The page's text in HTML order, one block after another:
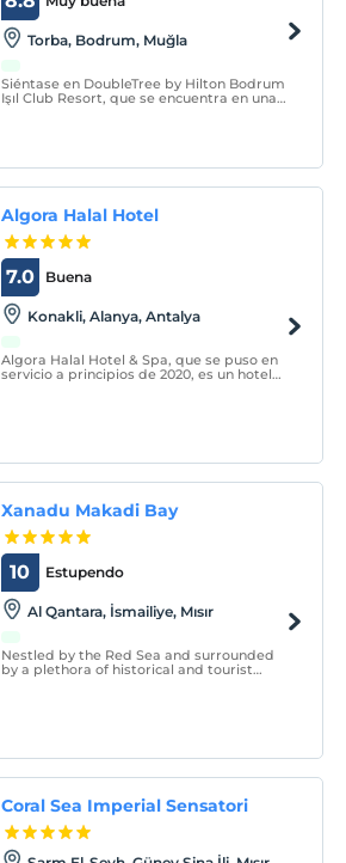
Torba, Bodrum, Muğla
Siéntase en DoubleTree by Hilton Bodrum
Işıl Club Resort, que se encuentra en una
Algora Halal Hotel
Buena
7.0
Konakli, Alanya, Antalya
Algora Halal Hotel & Spa, que se puso en
servicio a principios de 2020, es un hotel
Xanadu Makadi Bay
Estupendo
10
Al Qantara, İsmailiye, Mısır
Nestled by the Red Sea and surrounded
by a plethora of historical and tourist
Coral Sea Imperial Sensatori